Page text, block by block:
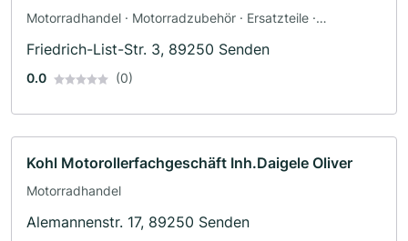
Motorradhandel · Motorradzubehör · Ersatzteile ·
Motorradservice · Fahrzeuglackierungen · Gutachter
Friedrich-List-Str. 3, 89250 Senden
0.0 (0)
Kohl Motorollerfachgeschäft Inh.Daigele Oliver
Motorradhandel
Alemannenstr. 17, 89250 Senden